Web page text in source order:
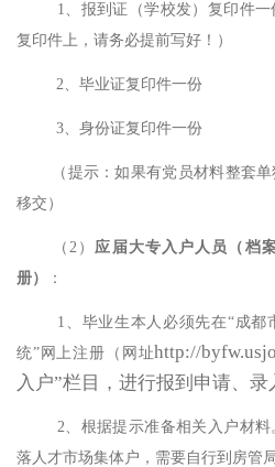
1、报到证（学校发）复印件
复印件上，请务必提前写好！）
2、毕业证复印件一份
3、身份证复印件一份
（提示：如果有党员材料整套
移交）
（ 2） 应届大专入户人员（档
册）
：
1、毕业生本人必须先在“成都
统”网上注册（网址http://
入户”栏目，进行报到申请、录
2、根据提示准备相关入户材
落人才市场集体户，需要自行到房管